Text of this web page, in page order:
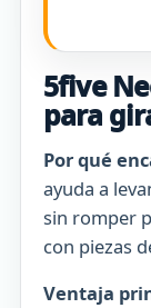
5five
para
Por qué
ayuda a
sin romper
con piezas
Ventaja